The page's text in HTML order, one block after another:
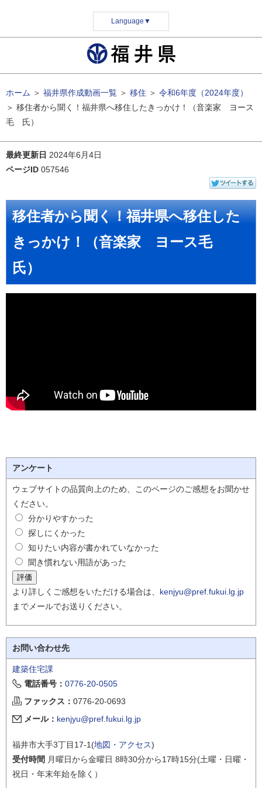
Language ▼
ホーム ＞ 福井県作成動画一覧 ＞ 移住 ＞ 令和6年度（2024年度）
＞ 移住者から聞く！福井県へ移住したきっかけ！（音楽家 ヨース
毛 氏）
最終更新日 2024年6月4日
ページID 057546
移住者から聞く！福井県へ移住した
きっかけ！（音楽家 ヨース毛
氏）
アンケート
ウェブサイトの品質向上のため、このページのご感想をお聞かせ
ください。
分かりやすかった
探しにくかった
知りたい内容が書かれていなかった
聞き慣れない用語があった
より詳しくご感想をいただける場合は、 kenjyu@pref.fukui.lg.jp
までメールでお送りください。
お問い合わせ先
建築住宅課
電話番号： 0776-20-0505
ファックス： 0776-20-0693
メール： kenjyu@pref.fukui.lg.jp
福井市大手3丁目17-1(地図・アクセス)
受付時間 月曜日から金曜日 8時30分から17時15分(土曜・日曜・
祝日・年末年始を除く）